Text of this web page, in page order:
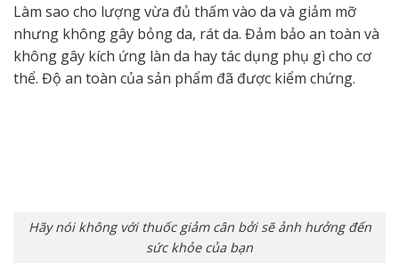
Làm sao cho lượng vừa đủ thấm vào da và giảm mỡ
nhưng không gây bỏng da, rát da. Đảm bảo an toàn và
không gây kích ứng làn da hay tác dụng phụ gì cho cơ
thể. Độ an toàn của sản phẩm đã được kiểm chứng.
Hãy nói không với thuốc giảm cân bởi sẽ ảnh hưởng đến
sức khỏe của bạn